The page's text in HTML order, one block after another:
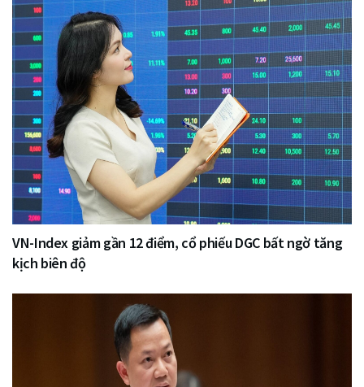
VN-Index giảm gần 12 điểm, cổ phiếu DGC bất ngờ tăng
kịch biên độ